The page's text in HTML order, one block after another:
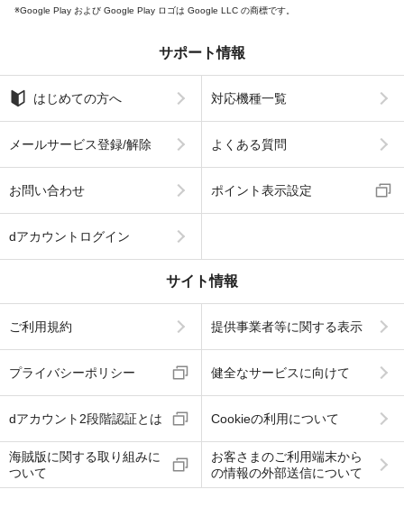
Google Play および Google Play ロゴは Google LLC の商標です。
サポート情報
はじめての方へ 対応機種一覧
メールサービス登録/解除 よくある質問
お問い合わせ ポイント表示設定
dアカウントログイン
サイト情報
ご利用規約 提供事業者等に関する表示
プライバシーポリシー 健全なサービスに向けて
dアカウント2段階認証とは Cookieの利用について
海賊版に関する取り組みに
ついて
お客さまのご利用端末から
の情報の外部送信について